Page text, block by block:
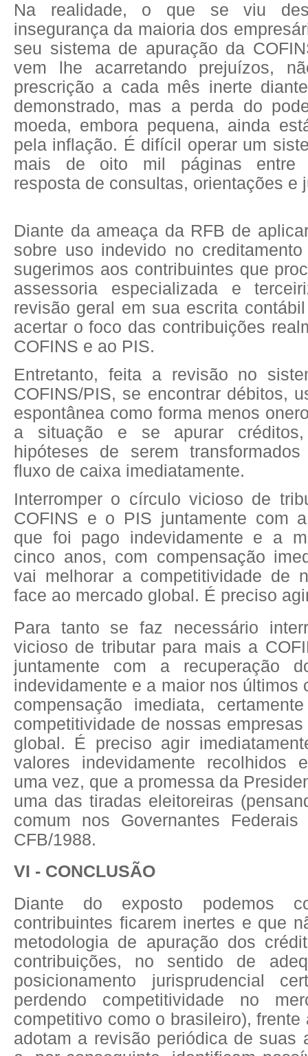
Na realidade, o que se viu
insegurança da maioria dos
seu sistema de apuração da
vem lhe acarretando prejuízos,
prescrição a cada mês inerte
demonstrado, mas a perda do
moeda, embora pequena, ainda
pela inflação. É difícil operar um
mais de oito mil páginas entre
resposta de consultas, orientações e
Diante da ameaça da RFB de
sobre uso indevido no
sugerimos aos contribuintes que
assessoria especializada e
revisão geral em sua escrita
acertar o foco das contribuições
COFINS e ao PIS.
Entretanto, feita a revisão no
COFINS/PIS, se encontrar débitos,
espontânea como forma menos
a situação e se apurar
hipóteses de serem
fluxo de caixa imediatamente.
Interromper o círculo vicioso de
COFINS e o PIS juntamente com
que foi pago indevidamente e a
cinco anos, com compensação
vai melhorar a competitividade de
face ao mercado global. É preciso
Para tanto se faz necessário
vicioso de tributar para mais a
juntamente com a recuperação
indevidamente e a maior nos últimos
compensação imediata,
competitividade de nossas
global. É preciso agir
valores indevidamente recolhidos
uma vez, que a promessa da
uma das tiradas eleitoreiras
comum nos Governantes
CFB/1988.
VI - CONCLUSÃO
Diante do exposto podemos
contribuintes ficarem inertes e que
metodologia de apuração dos
contribuições, no sentido de
posicionamento jurisprudencial
perdendo competitividade no
competitivo como o brasileiro), frente
adotam a revisão periódica de suas